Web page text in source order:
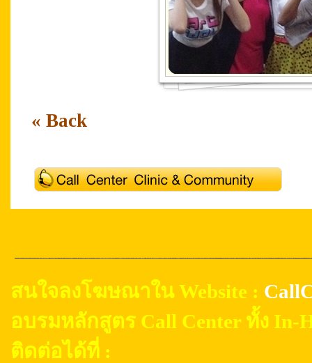
« Back
สนใจลงโฆษณาใน Website :
อบรมหลักสูตร Call Center ทั้ง In-
ติดต่อได้ที่ :